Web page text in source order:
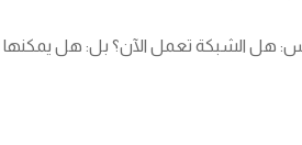
هل الشبكة تعمل الآن؟ بل: هل